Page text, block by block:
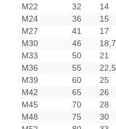
M22
32 14
M24
36 15
M27
41 17
M30
46 18,7
M33
50 21
M36
55 22,5
M39
60 25
M42
65 26
M45
70 28
M48
75 30